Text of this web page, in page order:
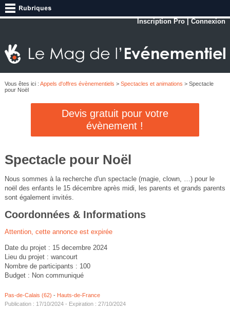
Inscription Pro |Connexion
Vous êtes ici : Appels d'offres évènementiels > Spectacles et animations > Spectacle
pour Noël
Devis gratuit pour votre
évènement !
Spectacle pour Noël
Nous sommes à la recherche d'un spectacle (magie, clown, …) pour le
noël des enfants le 15 décembre après midi, les parents et grands parents
sont également invités.
Coordonnées & Informations
Attention, cette annonce est expirée
Date du projet : 15 decembre 2024
Lieu du projet : wancourt
Nombre de participants : 100
Budget : Non communiqué
Pas-de-Calais (62) - Hauts-de-France
Publication : 17/10/2024 - Expiration : 27/10/2024